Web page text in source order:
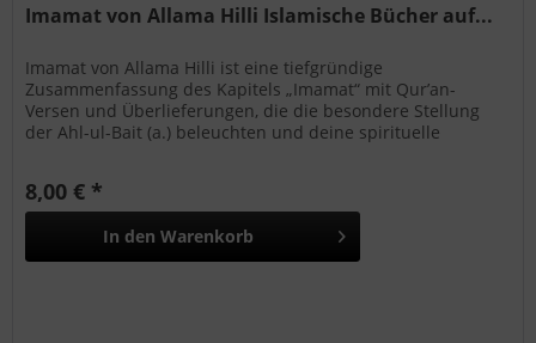
Imamat von Allama Hilli Islamische Bücher auf...
Imamat von Allama Hilli ist eine tiefgründige
Zusammenfassung des Kapitels „Imamat“ mit Qur’an-
Versen und Überlieferungen, die die besondere Stellung
der Ahl-ul-Bait (a.) beleuchten und deine spirituelle
8,00 € *
In den Warenkorb